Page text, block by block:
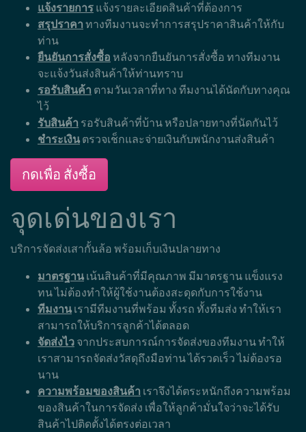
แจ้งรายการ แจ้งรายละเอียดสินค้าที่ต้องการ
สรุปราคา ทางทีมงานจะทำการสรุปราคาสินค้าให้กับ
ท่าน
ยืนยันการสั่งซื้อ หลังจากยืนยันการสั่งซื้อ ทางทีมงาน
จะแจ้งวันส่งสินค้าให้ท่านทราบ
รอรับสินค้า ตามวันเวลาที่ทาง ทีมงานได้นัดกับทางคุณ
ไว้
รับสินค้า รอรับสินค้าที่บ้าน หรือปลายทางที่นัดกันไว้
ชำระเงิน ตรวจเช็กและจ่ายเงินกับพนักงานส่งสินค้า
กดเพื่อ สั่งซื้อ
จุดเด่นของเรา
บริการจัดส่งเสากั้นล้อ พร้อมเก็บเงินปลายทาง
มาตรฐาน เน้นสินค้าที่มีคุณภาพ มีมาตรฐาน แข็งแรง
ทน ไม่ต้องทำให้ผู้ใช้งานต้องสะดุดกับการใช้งาน
ทีมงาน เรามีทีมงานที่พร้อม ทั้งรถ ทั้งทีมส่ง ทำให้เรา
สามารถให้บริการลูกค้าได้ตลอด
จัดส่งไว จากประสบการณ์การจัดส่งของทีมงาน ทำให้
เราสามารถจัดส่งวัสดุถึงมือท่าน ได้รวดเร็ว ไม่ต้องรอ
นาน
ความพร้อมของสินค้า เราจึงได้ตระหนักถึงความพร้อม
ของสินค้าในการจัดส่ง เพื่อให้ลูกค้ามั่นใจว่าจะได้รับ
สินค้าไปติดตั้งได้ตรงต่อเวลา